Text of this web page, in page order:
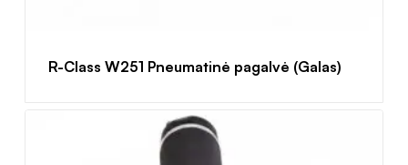
R-Class W251 Pneumatinė pagalvė (Galas)